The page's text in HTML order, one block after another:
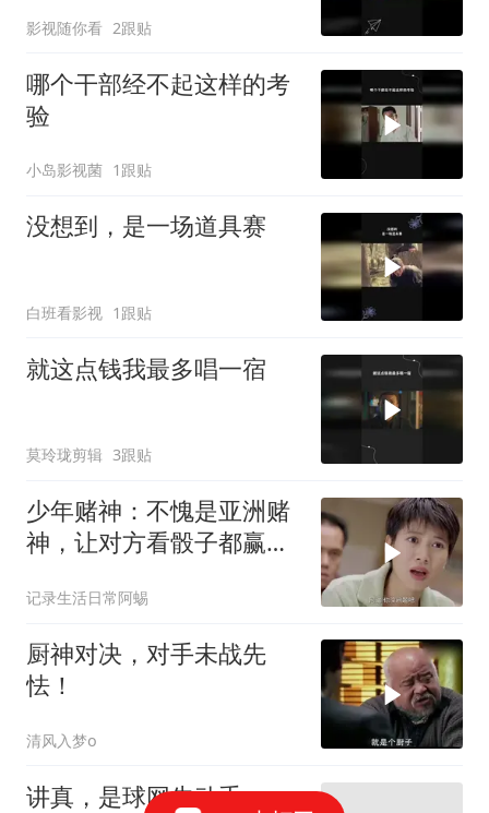
影视随你看 2跟贴
哪个干部经不起这样的考
验
小岛影视菌 1跟贴
没想到，是一场道具赛
白班看影视 1跟贴
就这点钱我最多唱一宿
莫玲珑剪辑 3跟贴
少年赌神：不愧是亚洲赌
神，让对方看骰子都赢不
记录生活日常阿蜴
厨神对决，对手未战先
怯！
清风入梦o
讲真，是球网先动手